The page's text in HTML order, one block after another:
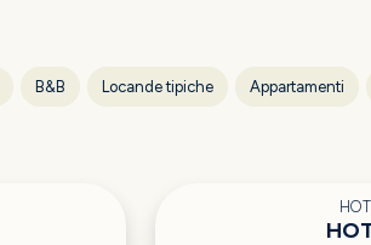
B&B Locande tipiche Appartamenti